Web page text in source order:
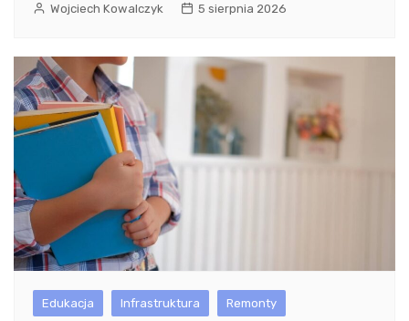
Wojciech Kowalczyk 5 sierpnia 2026
Edukacja Infrastruktura Remonty